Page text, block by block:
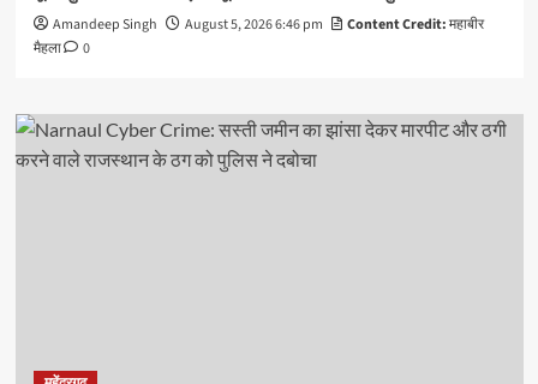
Amandeep Singh August 5, 2026 6:46 pm Content Credit:महाबीर
मैहला
0